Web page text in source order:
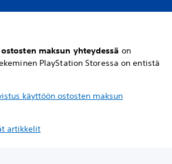
maksun yhteydessä on
PlayStation Storessa on entistä
käyttöön ostosten maksun
artikkelit